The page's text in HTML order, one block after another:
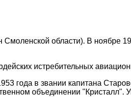
области). В ноябре
истребительных
года в звании капитана
объединении "Кристалл".